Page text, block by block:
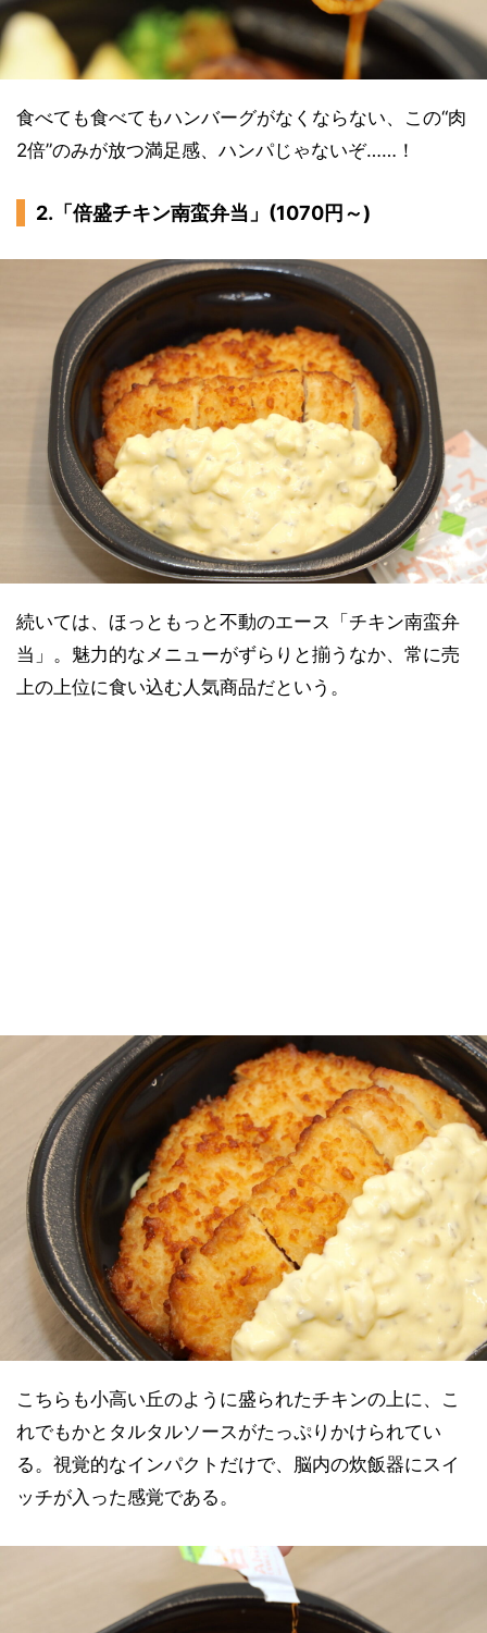
食べても食べてもハンバーグがなくならない、この“肉
2倍”のみが放つ満足感、ハンパじゃないぞ……！
2.「倍盛チキン南蛮弁当」(1070円～)
続いては、ほっともっと不動のエース「チキン南蛮弁
当」。魅力的なメニューがずらりと揃うなか、常に売
上の上位に食い込む人気商品だという。
こちらも小高い丘のように盛られたチキンの上に、こ
れでもかとタルタルソースがたっぷりかけられてい
る。視覚的なインパクトだけで、脳内の炊飯器にスイ
ッチが入った感覚である。